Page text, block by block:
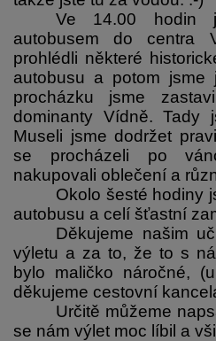
Ve 14.00 hodin
autobusem do centra
prohlédli některé
autobusu a potom jsme
procházku jsme
dominanty Vídně. Tady
Museli jsme dodržet
se procházeli po
nakupovali oblečení a
Okolo šesté hodiny
autobusu a celí šťastní
Děkujeme našim
výletu a za to, že to s
bylo maličko náročné,
děkujeme cestovní
Určitě můžeme
se nám výlet moc líbil a